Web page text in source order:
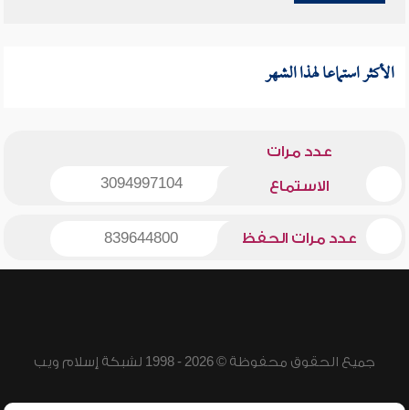
الأكثر استماعا لهذا الشهر
عدد مرات
الاستماع 3094997104
عدد مرات الحفظ 839644800
جميع الحقوق محفوظة © 2026 - 1998 لشبكة إسلام ويب